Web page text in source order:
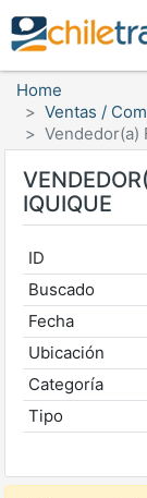
Home
Ventas /
Vendedor(a)
IQUIQUE
ID
Buscado
Fecha
Ubicación
Categoría
Tipo